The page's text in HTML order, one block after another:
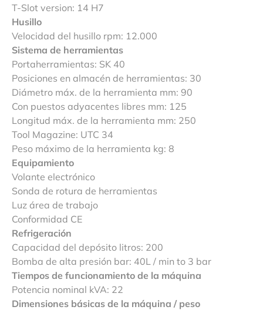
T-Slot version: 14 H7
Husillo
Velocidad del husillo rpm: 12.000
Sistema de herramientas
Portaherramientas: SK 40
Posiciones en almacén de herramientas: 30
Diámetro máx. de la herramienta mm: 90
Con puestos adyacentes libres mm: 125
Longitud máx. de la herramienta mm: 250
Tool Magazine: UTC 34
Peso máximo de la herramienta kg: 8
Equipamiento
Volante electrónico
Sonda de rotura de herramientas
Luz área de trabajo
Conformidad CE
Refrigeración
Capacidad del depósito litros: 200
Bomba de alta presión bar: 40L / min to 3 bar
Tiempos de funcionamiento de la máquina
Potencia nominal kVA: 22
Dimensiones básicas de la máquina / peso